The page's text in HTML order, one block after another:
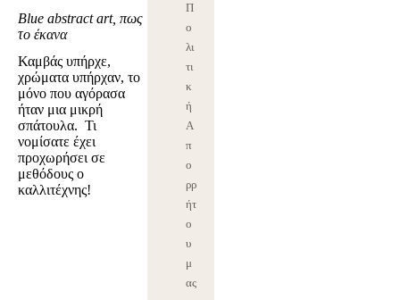
Blue abstract art, πως
το έκανα
Καμβάς υπήρχε,
χρώματα υπήρχαν, το
μόνο που αγόρασα
ήταν μια μικρή
σπάτουλα. Τι
νομίσατε έχει
προχωρήσει σε
μεθόδους ο
καλλιτέχνης!
Π
ο
λι
τι
κ
ή
Α
π
ο
ρρ
ήτ
ο
υ
μ
ας